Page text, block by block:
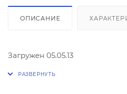
ОПИСАНИЕ
Загружен 05.05.13